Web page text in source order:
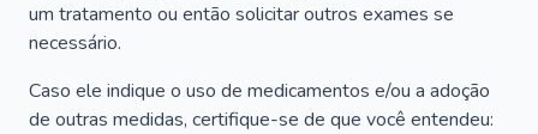
um tratamento ou então solicitar outros exames se
necessário.
Caso ele indique o uso de medicamentos e/ou a adoção
de outras medidas, certifique-se de que você entendeu: